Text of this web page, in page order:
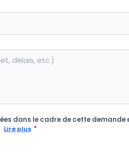
dans le cadre de cette demande
Lire plus *